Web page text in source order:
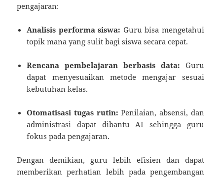
pengajaran:
Analisis performa siswa: Guru bisa mengetahui
topik mana yang sulit bagi siswa secara cepat.
Rencana pembelajaran berbasis data: Guru
dapat menyesuaikan metode mengajar sesuai
kebutuhan kelas.
Otomatisasi tugas rutin: Penilaian, absensi, dan
administrasi dapat dibantu AI sehingga guru
fokus pada pengajaran.
Dengan demikian, guru lebih efisien dan dapat
memberikan perhatian lebih pada pengembangan